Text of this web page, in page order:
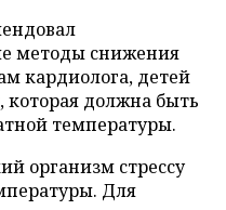
методы снижения
кардиолога, детей
которая должна быть
температуры.
организм стрессу
Для